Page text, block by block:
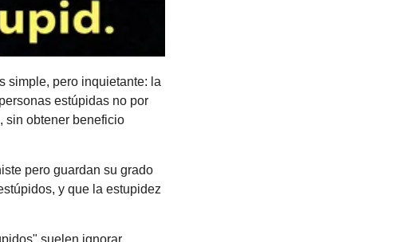
simple, pero inquietante: la
estúpidas no por
sin obtener beneficio
pero guardan su grado
y que la estupidez